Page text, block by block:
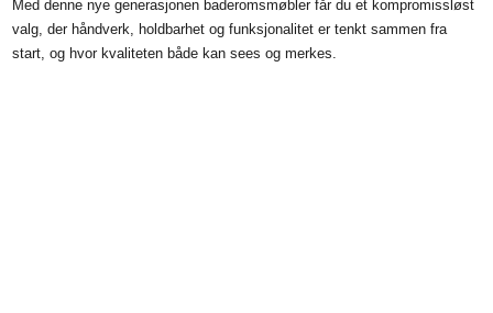
Med denne nye generasjonen baderomsmøbler får du et kompromissløst
valg, der håndverk, holdbarhet og funksjonalitet er tenkt sammen fra
start, og hvor kvaliteten både kan sees og merkes.